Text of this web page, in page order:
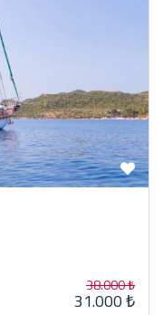
38.000 ₺
31.000 ₺